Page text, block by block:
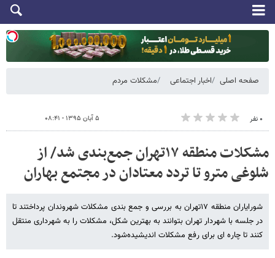
صفحه اصلی اخبار اجتماعی مشکلات مردم
۰ نفر ۵ آبان ۱۳۹۵ - ۰۸:۴۱
مشکلات منطقه ۱۷تهران جمع‌بندی شد/ از
شلوغی مترو تا تردد معتادان در مجتمع بهاران
شورایاران منطقه ۱۷تهران به بررسی و جمع بندی مشکلات شهروندان پرداختند تا
در جلسه با شهردار تهران بتوانند به بهترین شکل، مشکلات را به شهرداری منتقل
کنند تا چاره ای برای رفع مشکلات اندیشیده‌شود.